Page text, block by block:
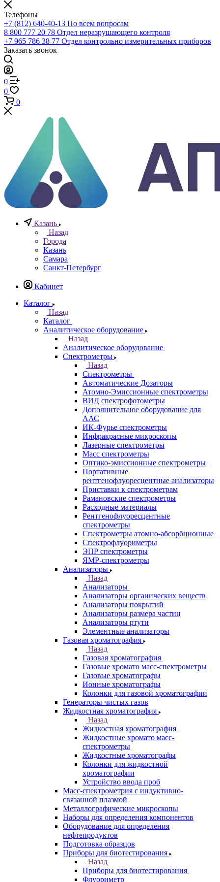
Телефоны
+7 (812) 640-40-13
По всем вопросам
8 800 777 20 78 Отдел неразрушающего контроля
+7 965 786 38 77
Отдел контрольно измерительных приборов
Заказать звонок
0
Казань
Назад
Города
Санкт-Петербург
Аналитическое оборудование
Назад
Аналитическое оборудование
Спектрометры
Назад
Спектрометры
Автоматические Дозаторы
Атомно-Эмиссионные спектрометры
ВИД спектрофотометры
Дополнительное оборудование для
ААС
ИК-Фурье спектрометры
Инфракрасные микроскопы
Лазерные спектрометры
Масс спектрометры
Оптико-эмиссионные спектрометры
Портативные
рентгенофлуоресцентные анализаторы
Приставки к спектрометрам
Рамановские спектрометры
Расходные материалы
Рентгенофлуоресцентные
спектрометры
Спектрометры атомно-абсорбционные
Спектрофлуориметры
ЭПР спектрометры
ЯМР-спектрометры
Анализаторы
Назад
Анализаторы
Анализаторы органических веществ
Анализаторы покрытий
Анализаторы размера частиц
Анализаторы ртути
Элементные анализаторы
Газовая хроматография
Назад
Газовая хроматография
Газовые хромато масс-спектрометры
Газовые хроматографы
Ионные хроматографы
Колонки для газовой хроматографии
Генераторы чистых газов
Жидкостная хроматография
Назад
Жидкостная хроматография
Жидкостные хромато масс-
спектрометры
Жидкостные хроматографы